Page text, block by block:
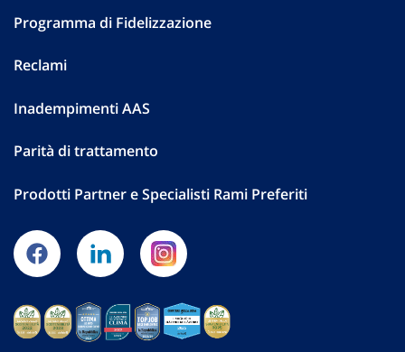
Programma di Fidelizzazione
Reclami
Inadempimenti AAS
Parità di trattamento
Prodotti Partner e Specialisti Rami Preferiti